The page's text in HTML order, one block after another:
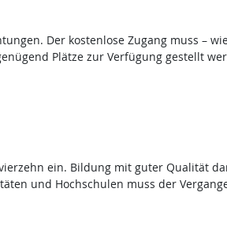
Der kostenlose Zugang muss –
Plätze zur Verfügung gestellt
ein. Bildung mit guter Qualität
und Hochschulen muss der